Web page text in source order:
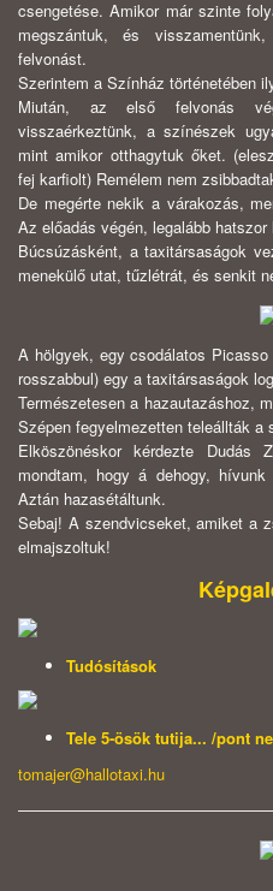
csengetése. Amikor már szinte
megszántuk, és
felvonást.
Szerintem a Színház történetében
Miután, az első felvonás
visszaérkeztünk, a színészek
mint amikor otthagytuk őket.
fej karfiolt) Remélem nem
De megérte nekik a várakozás,
Az előadás végén, legalább
Búcsúzásként, a taxitársaságok
menekülő utat, tűzlétrát, és senkit
A hölgyek, egy csodálatos
rosszabbul) egy a taxitársaságok
Természetesen a hazautazáshoz,
Szépen fegyelmezetten teleállták a
Elköszönéskor kérdezte Dudás
mondtam, hogy á dehogy,
Aztán hazasétáltunk.
Sebaj! A szendvicseket, amiket a
elmajszoltuk!
Tudósítások
Tele 5-ösök tutija... /pont
tomajer@hallotaxi.hu